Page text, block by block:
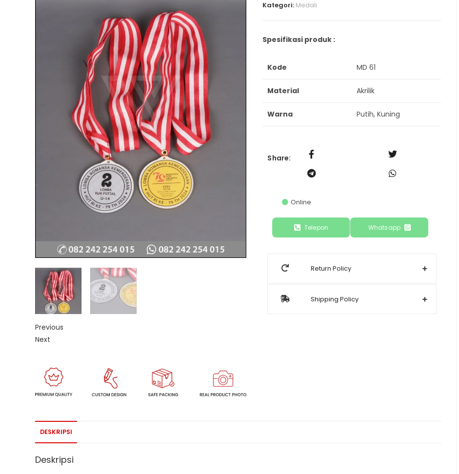
Previous
Next
Kategori: Medali
Spesifikasi produk :
Kode MD 61
Material Akrilik
Warna Putih, Kuning
Share:
Online
Telepon Whatsapp
Return Policy
Shipping Policy
DESKRIPSI
Deskripsi